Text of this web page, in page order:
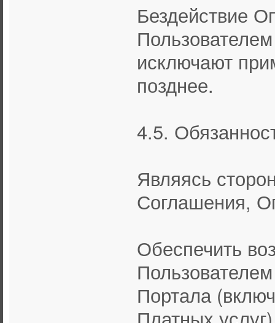
Бездействие
исключают
позднее.
4.5.
Являясь
Соглашения,
Обеспечить
Портала